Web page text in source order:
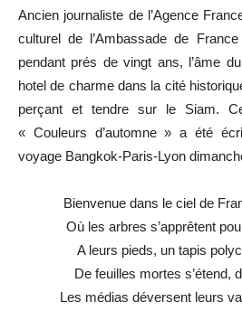
Ancien journaliste de l’Agence
culturel de l’Ambassade de
pendant prés de vingt ans, l’âme
hotel de charme dans la cité
perçant et tendre sur le Siam.
« Couleurs d’automne » a été
voyage Bangkok-Paris-Lyon
Bienvenue dans le ciel de
Où les arbres s’apprêtent
A leurs pieds, un tapis
De feuilles mortes s’étend,
Les médias déversent leurs